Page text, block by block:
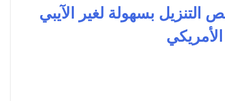
بسهولة لغير الآيبي
الأمريكي